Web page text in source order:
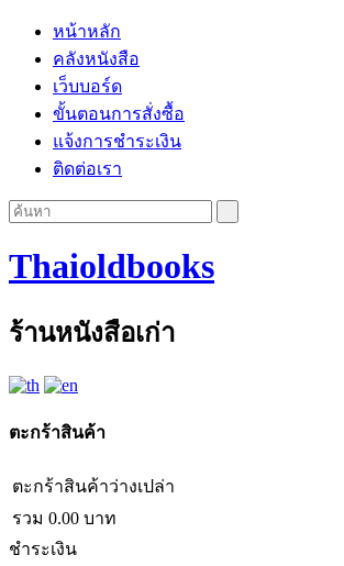
หน้าหลัก
คลังหนังสือ
เว็บบอร์ด
ขั้นตอนการสั่งซื้อ
แจ้งการชำระเงิน
ติดต่อเรา
Thaioldbooks
ร้านหนังสือเก่า
ตะกร้าสินค้า
ตะกร้าสินค้าว่างเปล่า
รวม 0.00 บาท
ชำระเงิน